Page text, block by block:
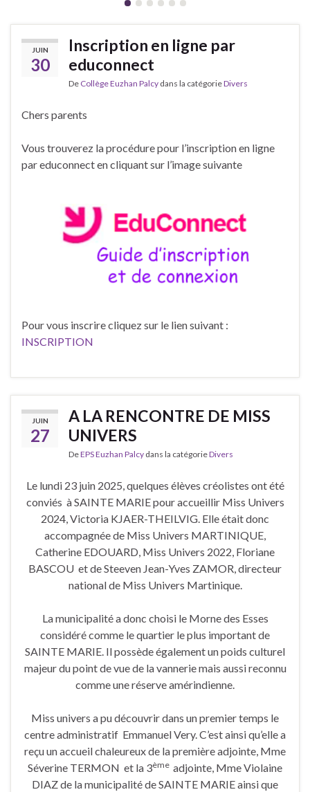
JUIN
30
Inscription en ligne par
educonnect
De Collège Euzhan Palcy dans la catégorieDivers
Chers parents
Vous trouverez la procédure pour l’inscription en ligne
par educonnect en cliquant sur l’image suivante
Pour vous inscrire cliquez sur le lien suivant :
INSCRIPTION
JUIN
27
A LA RENCONTRE DE MISS
UNIVERS
DeEPS Euzhan Palcy dans la catégorieDivers
Le lundi 23 juin 2025, quelques élèves créolistes ont été
conviés à SAINTE MARIE pour accueillir Miss Univers
2024, Victoria KJAER-THEILVIG. Elle était donc
accompagnée de Miss Univers MARTINIQUE,
Catherine EDOUARD, Miss Univers 2022, Floriane
BASCOU et de Steeven Jean-Yves ZAMOR, directeur
national de Miss Univers Martinique.
La municipalité a donc choisi le Morne des Esses
considéré comme le quartier le plus important de
SAINTE MARIE. Il possède également un poids culturel
majeur du point de vue de la vannerie mais aussi reconnu
comme une réserve amérindienne.
Miss univers a pu découvrir dans un premier temps le
centre administratif Emmanuel Very. C’est ainsi qu’elle a
reçu un accueil chaleureux de la première adjointe, Mme
Séverine TERMON et la 3ème adjointe, Mme Violaine
DIAZ de la municipalité de SAINTE MARIE ainsi que